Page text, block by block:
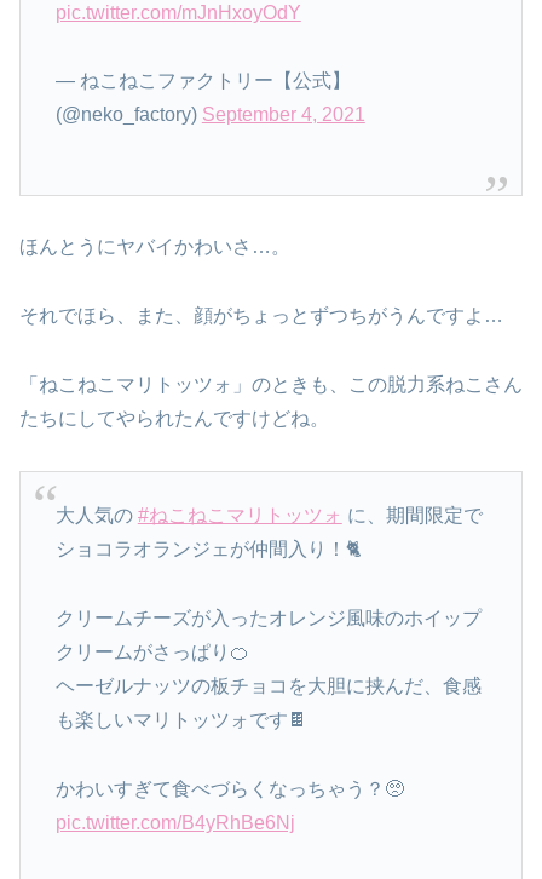
pic.twitter.com/mJnHxoyOdY
— ねこねこファクトリー【公式】
(@neko_factory) September 4, 2021
ほんとうにヤバイかわいさ…。
それでほら、また、顔がちょっとずつちがうんですよ…
「ねこねこマリトッツォ」のときも、この脱力系ねこさん
たちにしてやられたんですけどね。
大人気の #ねこねこマリトッツォ に、期間限定で
ショコラオランジェが仲間入り！🐈
クリームチーズが入ったオレンジ風味のホイップ
クリームがさっぱり🍊
ヘーゼルナッツの板チョコを大胆に挟んだ、食感
も楽しいマリトッツォです🍫
かわいすぎて食べづらくなっちゃう？🥺
pic.twitter.com/B4yRhBe6Nj